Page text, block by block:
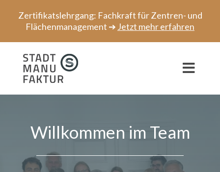
springen
Zertifikatslehrgang: Fachkraft für Zentren- und
Flächenmanagement ➔ Jetzt mehr erfahren
Projekte
Speaker
Willkommen im Team